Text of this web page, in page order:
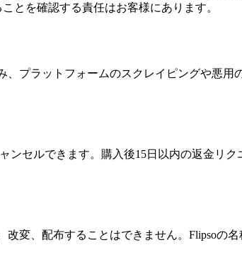
とを確認する責任はお客様にあります。
プラットフォームのスクレイピングや悪用
セルできます。購入後15日以内の返金リ
変、配布することはできません。Flipsoの